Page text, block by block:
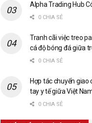
Alpha Trading Hub
0 CHIA SẺ
Tranh cãi việc treo
cá độ bóng đá giữa
0 CHIA SẺ
Hợp tác chuyển giao
tay y tế giữa Việt
0 CHIA SẺ